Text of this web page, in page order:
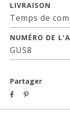
LIVRAISON
Temps de
NUMÉRO DE
GUS8
Partager